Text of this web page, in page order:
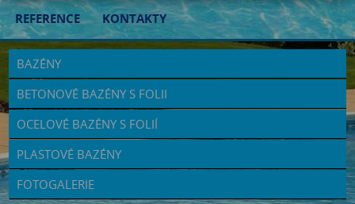
REFERENCE KONTAKTY
BAZÉNY
BETONOVÉ BAZÉNY S FOLII
OCELOVÉ BAZÉNY S FOLIÍ
PLASTOVÉ BAZÉNY
FOTOGALERIE